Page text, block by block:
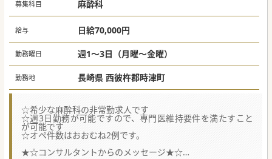
募集科目 麻酔科
給与 日給70,000円
勤務曜日 週1～3日（月曜～金曜）
勤務地 長崎県 西彼杵郡時津町
☆希少な麻酔科の非常勤求人です
☆週3日勤務が可能ですので、専門医維持要件を満たすこと
が可能です
☆オペ件数はおおむね2例です。
★☆コンサルタントからのメッセージ★☆